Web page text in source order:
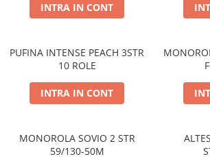
INTRA IN CONT
PUFINA INTENSE PEACH 3STR
10 ROLE
INTRA IN CONT
MONOROLA SOVIO 2 STR
59/130-50M
ALTESSA